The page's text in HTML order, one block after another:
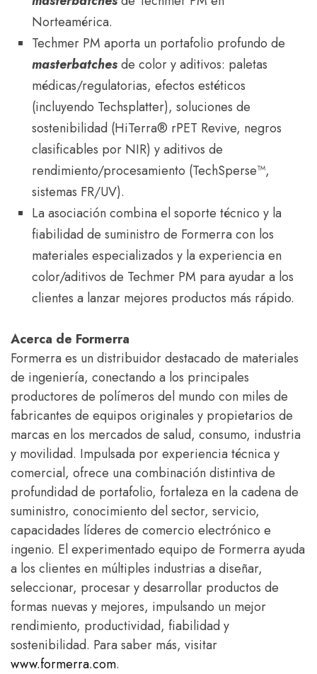
Norteamérica.
Techmer PM aporta un portafolio profundo de
masterbatchesde color y aditivos: paletas
médicas/regulatorias, efectos estéticos
(incluyendo Techsplatter), soluciones de
sostenibilidad (HiTerra® rPET Revive, negros
clasificables por NIR) y aditivos de
rendimiento/procesamiento (TechSperse™,
sistemas FR/UV).
La asociación combina el soporte técnico y la
fiabilidad de suministro de Formerra con los
materiales especializados y la experiencia en
color/aditivos de Techmer PM para ayudar a los
clientes a lanzar mejores productos más rápido.
Acerca de Formerra
Formerra es un distribuidor destacado de materiales
de ingeniería, conectando a los principales
productores de polímeros del mundo con miles de
fabricantes de equipos originales y propietarios de
marcas en los mercados de salud, consumo, industria
y movilidad. Impulsada por experiencia técnica y
comercial, ofrece una combinación distintiva de
profundidad de portafolio, fortaleza en la cadena de
suministro, conocimiento del sector, servicio,
capacidades líderes de comercio electrónico e
ingenio. El experimentado equipo de Formerra ayuda
a los clientes en múltiples industrias a diseñar,
seleccionar, procesar y desarrollar productos de
formas nuevas y mejores, impulsando un mejor
rendimiento, productividad, fiabilidad y
sostenibilidad. Para saber más, visitar
www.formerra.com.